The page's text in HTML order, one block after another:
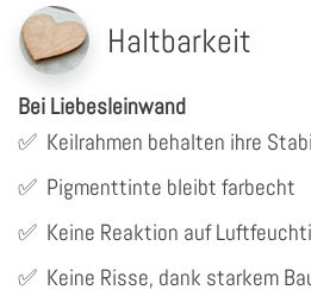
Haltbarkeit
Bei Liebesleinwand
✅ Keilrahmen behalten ihre
✅ Pigmenttinte bleibt farbecht
✅ Keine Reaktion auf
✅ Keine Risse, dank starkem